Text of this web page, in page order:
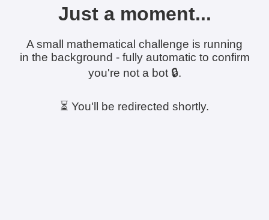
Just a moment...
A small mathematical challenge is running
in the background - fully automatic to confirm
you're not a bot 🔒.
⏳ You'll be redirected shortly.